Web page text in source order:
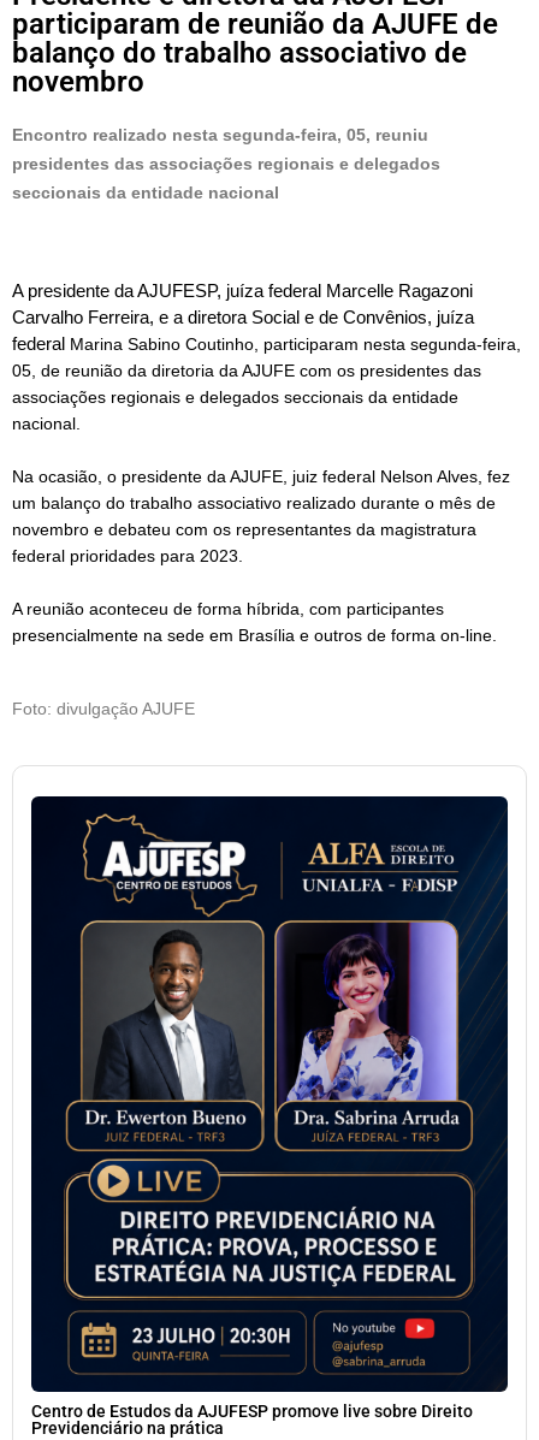
participaram de reunião da AJUFE de
balanço do trabalho associativo de
novembro
Encontro realizado nesta segunda-feira, 05, reuniu
presidentes das associações regionais e delegados
seccionais da entidade nacional
A presidente da AJUFESP, juíza federal Marcelle Ragazoni
Carvalho Ferreira, e a diretora Social e de Convênios, juíza
federal Marina Sabino Coutinho, participaram nesta segunda-feira,
05, de reunião da diretoria da AJUFE com os presidentes das
associações regionais e delegados seccionais da entidade
nacional.
Na ocasião, o presidente da AJUFE, juiz federal Nelson Alves, fez
um balanço do trabalho associativo realizado durante o mês de
novembro e debateu com os representantes da magistratura
federal prioridades para 2023.
A reunião aconteceu de forma híbrida, com participantes
presencialmente na sede em Brasília e outros de forma on-line.
Foto: divulgação AJUFE
Centro de Estudos da AJUFESP promove live sobre Direito
Previdenciário na prática